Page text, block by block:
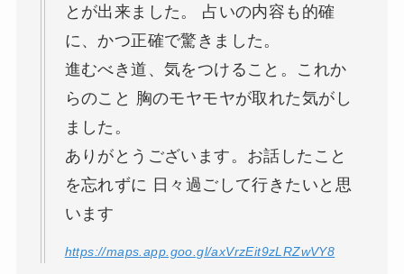
とが出来ました。 占いの内容も的確
に、かつ正確で驚きました。
進むべき道、気をつけること。これか
らのこと 胸のモヤモヤが取れた気がし
ました。
ありがとうございます。お話したこと
を忘れずに 日々過ごして行きたいと思
います
https://maps.app.goo.gl/axVrzEit9zLRZwVY8